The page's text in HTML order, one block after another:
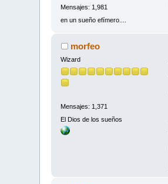
Mensajes: 1,981
en un sueño efímero....
morfeo
Wizard
Mensajes: 1,371
El Dios de los sueños